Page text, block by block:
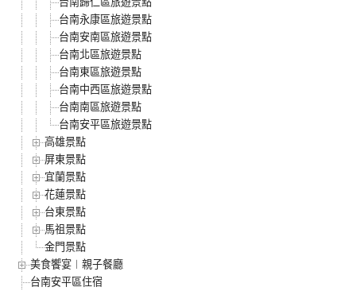
台南永康區旅遊景點
台南安南區旅遊景點
台南北區旅遊景點
台南東區旅遊景點
台南中西區旅遊景點
台南南區旅遊景點
台南安平區旅遊景點
高雄景點
屏東景點
宜蘭景點
花蓮景點
台東景點
馬祖景點
金門景點
美食饗宴︱親子餐廳
台南安平區住宿